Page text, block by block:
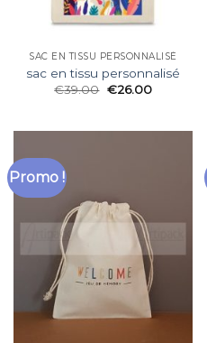
SAC EN TISSU PERSONNALISÉ
sac en tissu personnalisé
€39.00 €26.00
Promo !